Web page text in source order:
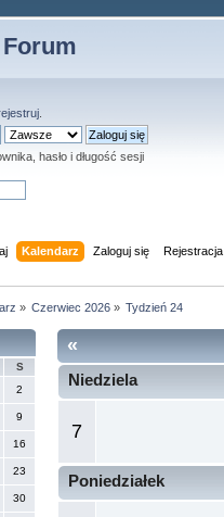
hasło i długość sesji
Kalendarz Zaloguj się Rejestracja
» Czerwiec 2026» Tydzień 24
S
2
9
16
23
30
«
Niedziela
7
Poniedziałek